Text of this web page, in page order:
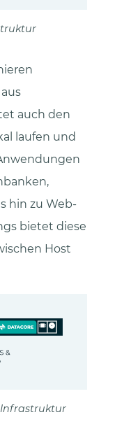
auch den
laufen und
hin zu Web-
bietet diese
Host